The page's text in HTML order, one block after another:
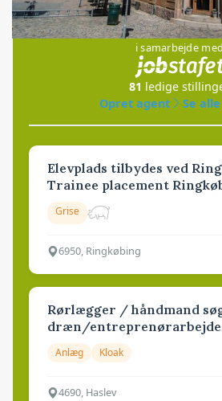
Jobs
i samarbejde med
81 ledige
Opret agent
Se
Elevplads tilbydes ved
Trainee placement
Grise
6950, Ringkøbing
Rørlægger / håndmand
dræn/
Anlæg Kloak
4690, Haslev